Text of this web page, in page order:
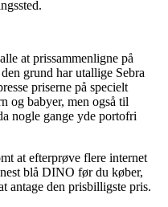
at prissammenligne på
grund har utallige Sebra
priserne på specielt
og babyer, men også til
nogle gange yde portofri
at efterprøve flere internet
blå DINO før du køber,
antage den prisbilligste pris.